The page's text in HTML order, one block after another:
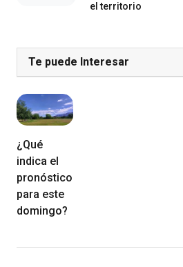
el territorio
Te puede Interesar
¿Qué
indica el
pronóstico
para este
domingo?